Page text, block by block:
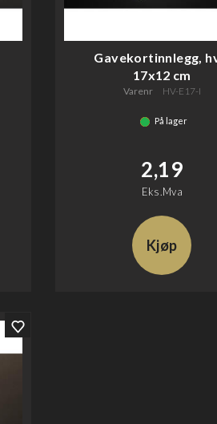
Gavekortinnlegg,
17x12 cm
Varenr HV-E17-I
På lager
2,19
Eks.Mva
Kjøp